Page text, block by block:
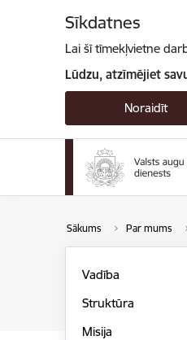
Sīkdatnes
Lai šī tīmekļvietne
Lūdzu, atzīmējiet
Noraidīt
Sākums Par mums
Vadība
Struktūra
Misija